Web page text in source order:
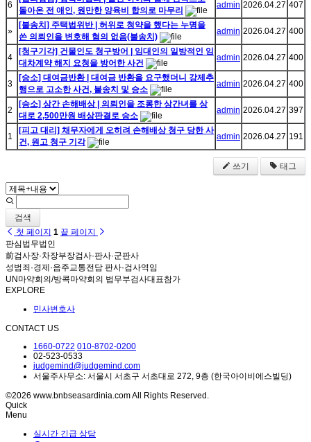
6
돌아온 전 애인, 원만한 양육비 합의로 마무리
admin 2026.04.27 407
»
[불송치] 주택법위반 | 허위로 청약을 했다는 누명을
쓴 의뢰인을 변호해 혐의 없음(불송치)
admin 2026.04.27 400
4
[청구기각] 건물인도 청구방어 | 임대인의 일방적인 임
대차계약 해지 요청을 방어한 사건
admin 2026.04.27 400
3
[승소] 대여금반환 | 대여금 반환을 요구했더니 강제추
행으로 고소한 사건, 불송치 및 승소
admin 2026.04.27 400
2
[승소] 상간 손해배상 | 의뢰인을 조롱한 상간녀를 상
대로 2,500만원 배상판결로 승소
admin 2026.04.27 397
1
[피고 대리] 채무자에게 오히려 손해배상 청구 당한 사
건, 원고 청구 기각
admin 2026.04.27 191
쓰기 태그
검색
첫 페이지 1 끝 페이지
판심법무법인
前검사장·차장부장검사·판사·군판사
성범죄·경제·음주교통전담 판사·검사역임
UN마약회의/방콕마약회의 법무부검사대표참가
EXPLORE
민사변호사
CONTACT US
1660-0722 010-8702-0200
02-523-0533
judgemind@judgemind.com
서울주사무소: 서울시 서초구 서초대로 272, 9층 (한국아이비에스빌딩)
©2026 www.bnbseasardinia.com All Rights Reserved.
Quick
Menu
실시간 긴급 상담